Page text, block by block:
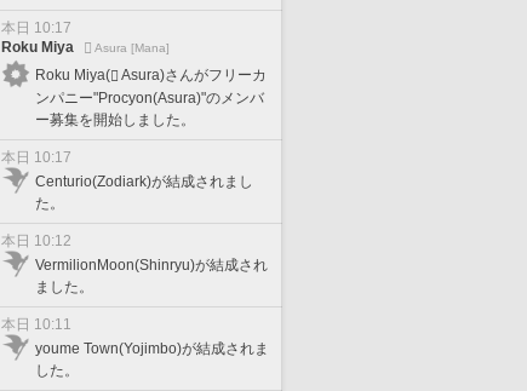
本日 10:17
Roku Miya
Asura [Mana]
Roku Miya(
Asura)さんがフリーカ
ンパニー"Procyon(Asura)"のメンバ
ー募集を開始しました。
本日 10:17
Centurio(Zodiark)が結成されまし
た。
本日 10:12
VermilionMoon(Shinryu)が結成され
ました。
本日 10:11
youme Town(Yojimbo)が結成されま
した。